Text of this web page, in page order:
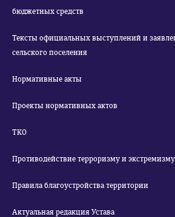
бюджетных средств
Тексты официальных выступлений и
сельского поселения
Нормативные акты
Проекты нормативных актов
ТКО
Противодействие терроризму и экстремизму
Правила благоустройства территории
Актуальная редакция Устава